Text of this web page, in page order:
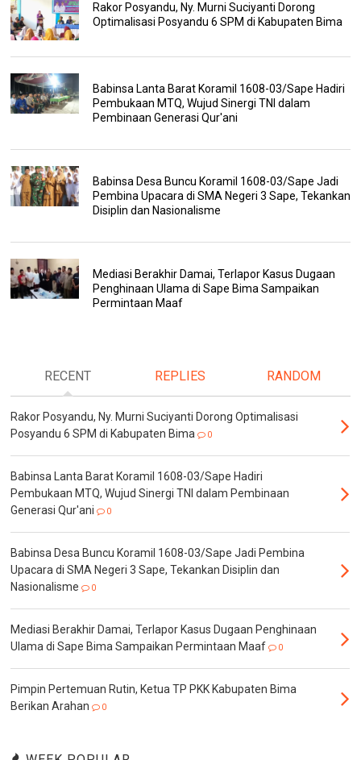
Rakor Posyandu, Ny. Murni Suciyanti Dorong
Optimalisasi Posyandu 6 SPM di Kabupaten Bima
Babinsa Lanta Barat Koramil 1608-03/Sape Hadiri
Pembukaan MTQ, Wujud Sinergi TNI dalam
Pembinaan Generasi Qur'ani
Babinsa Desa Buncu Koramil 1608-03/Sape Jadi
Pembina Upacara di SMA Negeri 3 Sape, Tekankan
Disiplin dan Nasionalisme
Mediasi Berakhir Damai, Terlapor Kasus Dugaan
Penghinaan Ulama di Sape Bima Sampaikan
Permintaan Maaf
RECENT REPLIES RANDOM
Rakor Posyandu, Ny. Murni Suciyanti Dorong Optimalisasi
Posyandu 6 SPM di Kabupaten Bima
0
Babinsa Lanta Barat Koramil 1608-03/Sape Hadiri
Pembukaan MTQ, Wujud Sinergi TNI dalam Pembinaan
Generasi Qur'ani
0
Babinsa Desa Buncu Koramil 1608-03/Sape Jadi Pembina
Upacara di SMA Negeri 3 Sape, Tekankan Disiplin dan
Nasionalisme
0
Mediasi Berakhir Damai, Terlapor Kasus Dugaan Penghinaan
Ulama di Sape Bima Sampaikan Permintaan Maaf
0
Pimpin Pertemuan Rutin, Ketua TP PKK Kabupaten Bima
Berikan Arahan
0